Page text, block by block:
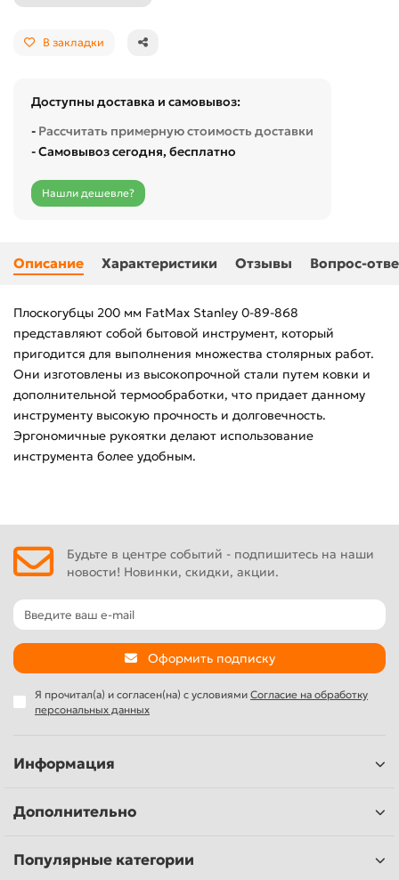
В закладки
Доступны доставка и самовывоз:
- Рассчитать примерную стоимость доставки
- Самовывоз сегодня, бесплатно
Нашли дешевле?
Описание Характеристики Отзывы Вопрос-
Плоскогубцы 200 мм FatMax Stanley 0-89-868
представляют собой бытовой инструмент, который
пригодится для выполнения множества столярных работ.
Они изготовлены из высокопрочной стали путем ковки и
дополнительной термообработки, что придает данному
инструменту высокую прочность и долговечность.
Эргономичные рукоятки делают использование
инструмента более удобным.
Будьте в центре событий - подпишитесь на наши
новости! Новинки, скидки, акции.
Оформить подписку
Я прочитал(а) и согласен(на) с условиями Согласие на обработку
персональных данных
Информация
Дополнительно
Популярные категории